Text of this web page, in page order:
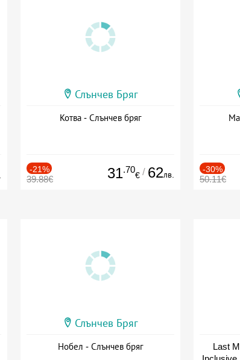
Слънчев Бряг
Котва - Слънчев бряг
-21%
39.88€ 31.70
€ / 62лв.
-30%
50.11€
Слънчев Бряг
Нобел - Слънчев бряг
Last